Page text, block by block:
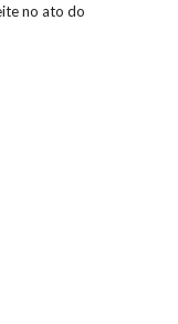
no ato do